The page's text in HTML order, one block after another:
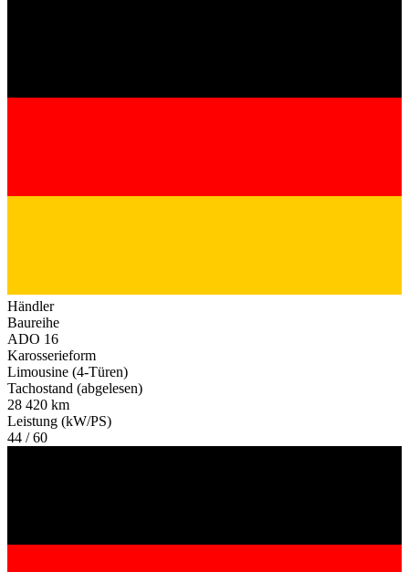
Händler
Baureihe
ADO 16
Karosserieform
Limousine (4-Türen)
Tachostand (abgelesen)
28 420 km
Leistung (kW/PS)
44 / 60